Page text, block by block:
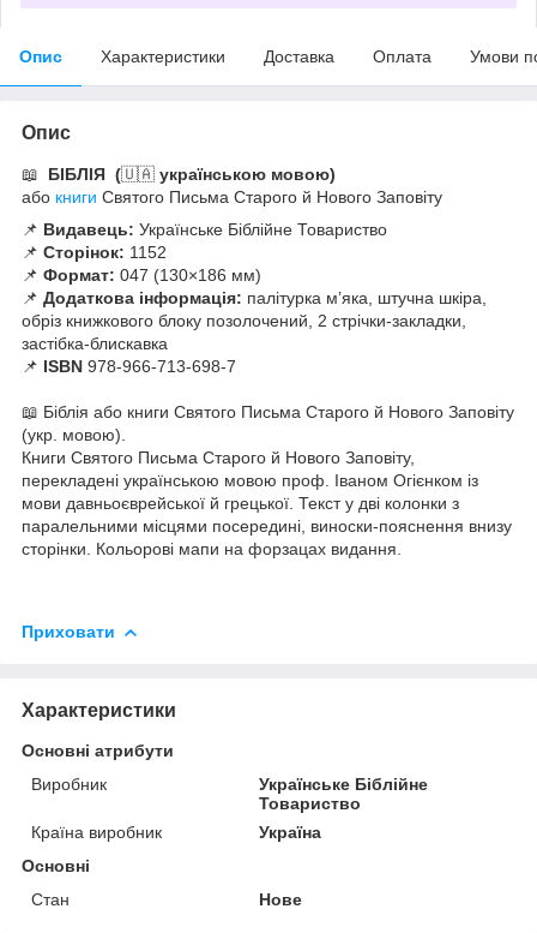
Опис Характеристики Доставка Оплата Умови
Опис
📖 БІБЛІЯ (🇺🇦 українською мовою)
або книги Святого Письма Старого й Нового Заповіту
📌 Видавець: Українське Біблійне Товариство
📌 Сторінок: 1152
📌 Формат: 047 (130×186 мм)
📌 Додаткова інформація: палітурка м’яка, штучна шкіра,
обріз книжкового блоку позолочений, 2 стрічки-закладки,
застібка-блискавка
📌 ISBN 978-966-713-698-7
📖 Біблія або книги Святого Письма Старого й Нового Заповіту
(укр. мовою).
Книги Святого Письма Старого й Нового Заповіту,
перекладені українською мовою проф. Іваном Огієнком із
мови давньоєврейської й грецької. Текст у дві колонки з
паралельними місцями посередині, виноски-пояснення внизу
сторінки. Кольорові мапи на форзацах видання.
Приховати
Характеристики
Основні атрибути
Виробник
Українське Біблійне
Товариство
Країна виробник
Україна
Основні
Стан
Нове